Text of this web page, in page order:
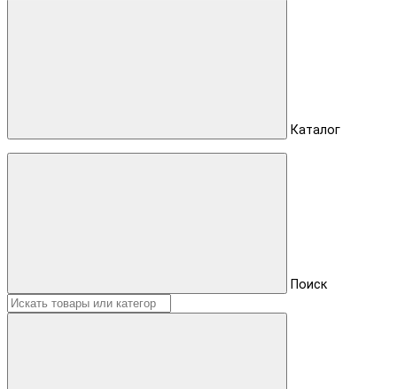
Каталог
Поиск